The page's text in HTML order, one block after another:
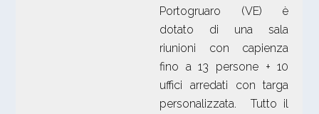
Portogruaro (VE) è
dotato di una sala
riunioni con capienza
fino a 13 persone + 10
uffici arredati con targa
personalizzata. Tutto il